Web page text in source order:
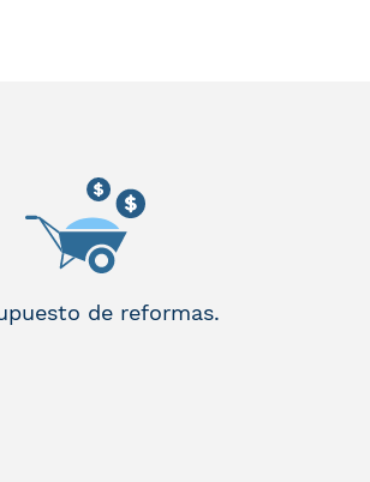
de reformas.